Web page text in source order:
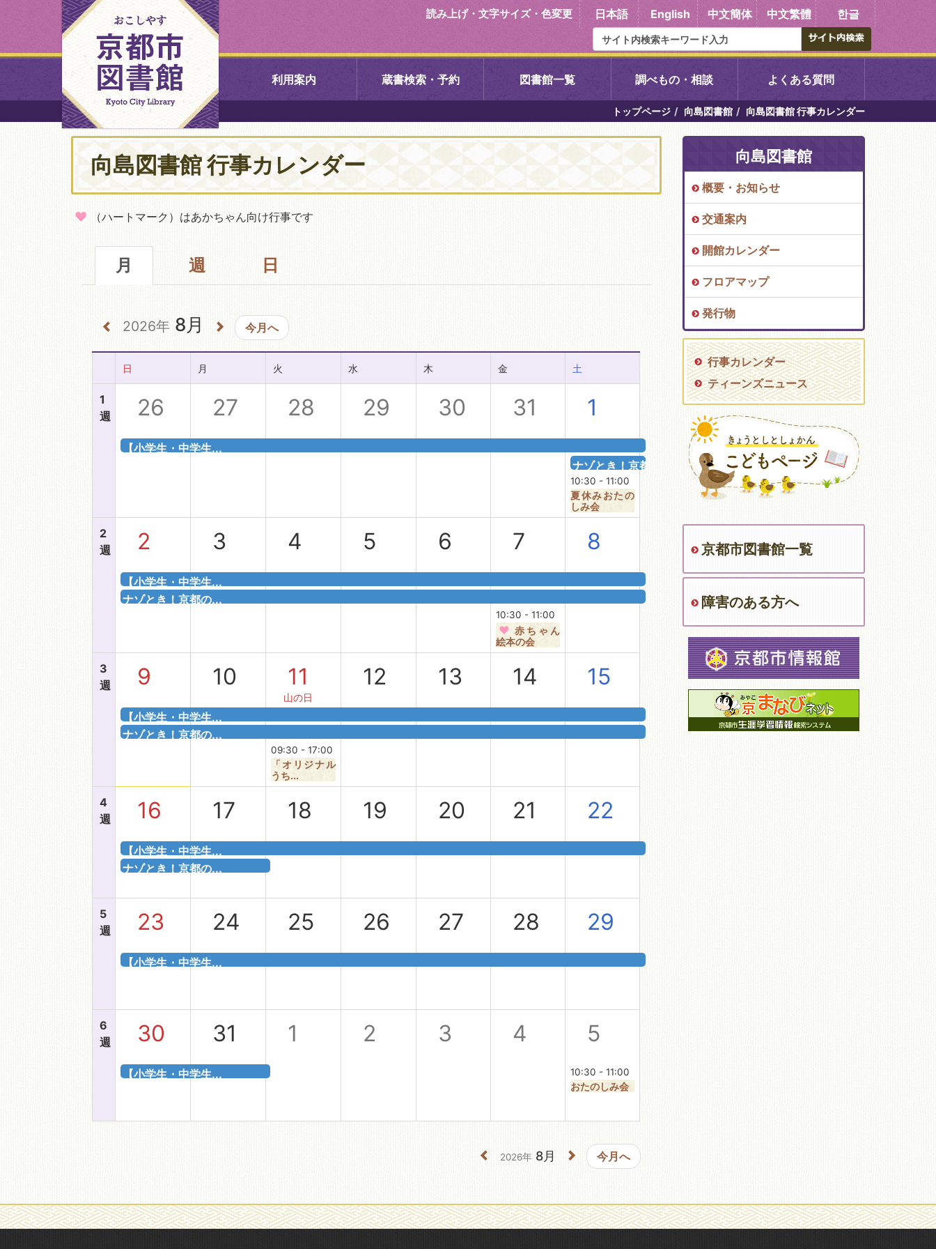
読み上げ・文字サイズ・色変更 日本語 English 中文簡体 中文繁體 한글
利用案内 蔵書検索・予約 図書館一覧
中央図書館 右京中央図書館 伏見中央図書館 醍醐中央図書館
北図書館 左京図書館 岩倉図書館 東山図書館
吉祥院図書館
書館
向島図書館
こどもみらい館子育て図
コミュニティプラザ深草
図書館
移動図書館
調べもの・相談 よくある質問
トップページ 向島図書館 向島図書館 行事カレンダー
向島図書館 行事カレンダー
（ハートマーク）はあかちゃん向け行事です
月 週 日
2026年 8月 今月へ
日 月 火 水 木 金 土
1
週
26
【小学生・中学生...
27 28 29 30 31 1
ナゾとき！京都の...
10:30 - 11:00
夏休みおたの
しみ会
2
週
2
【小学生・中学生...
ナゾとき！京都の...
3 4 5 6 7
10:30 - 11:00
赤ちゃん
絵本の会
8
3
週
9
【小学生・中学生...
ナゾとき！京都の...
10 11
山の日
09:30 - 17:00
「オリジナル
うち...
12 13 14 15
4
週
16
【小学生・中学生...
ナゾとき！京都の...
17 18 19 20 21 22
5
週
23
【小学生・中学生...
24 25 26 27 28 29
6
週
30
【小学生・中学生...
31 1 2 3 4 5
10:30 - 11:00
おたのしみ会
2026年8月 今月へ
向島図書館
概要・お知らせ
交通案内
開館カレンダー
フロアマップ
発行物
行事カレンダー
ティーンズニュース
京都市図書館一覧
障害のある方へ